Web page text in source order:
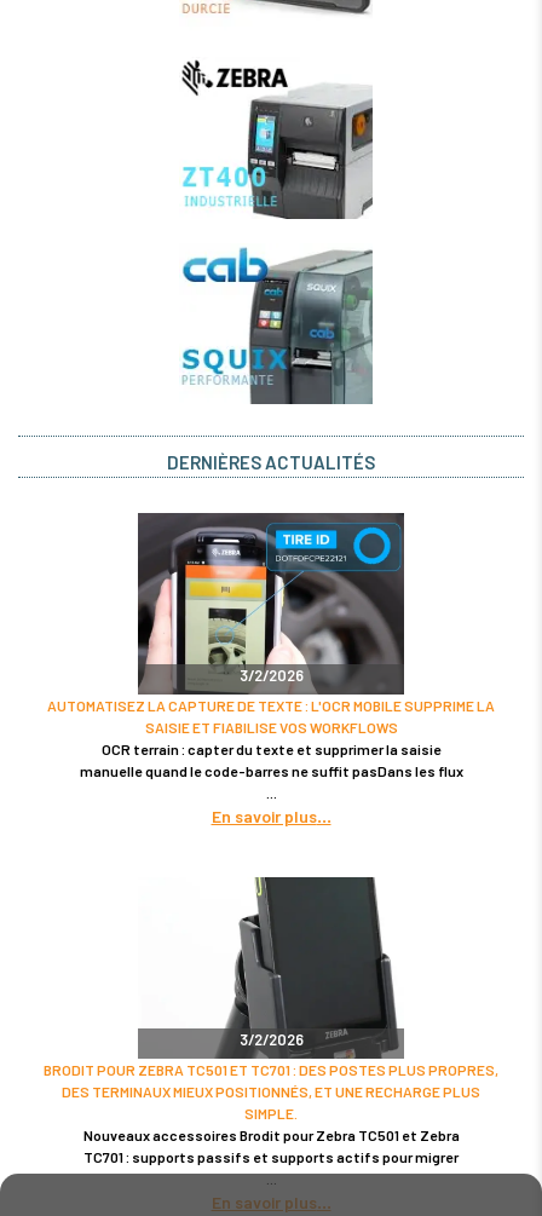
DERNIÈRES ACTUALITÉS
3/2/2026
AUTOMATISEZ LA CAPTURE DE TEXTE : L'OCR MOBILE SUPPRIME LA
SAISIE ET FIABILISE VOS WORKFLOWS
OCR terrain : capter du texte et supprimer la saisie
manuelle quand le code-barres ne suffit pasDans les flux
En savoir plus
3/2/2026
BRODIT POUR ZEBRA TC501 ET TC701 : DES POSTES PLUS PROPRES,
DES TERMINAUX MIEUX POSITIONNÉS, ET UNE RECHARGE PLUS
SIMPLE.
Nouveaux accessoires Brodit pour Zebra TC501 et Zebra
TC701 : supports passifs et supports actifs pour migrer
En savoir plus